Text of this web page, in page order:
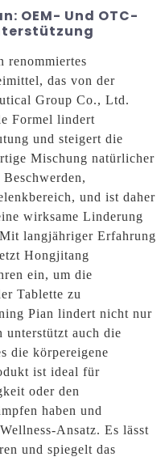
OEM- Und OTC-
renommiertes
das von der
Group Co., Ltd.
Formel lindert
und steigert die
Mischung natürlicher
und ist daher
wirksame Linderung
langjähriger Erfahrung
Hongjitang
ein, um die
Tablette zu
Pian lindert nicht nur
unterstützt auch die
die körpereigene
ist ideal für
oder den
haben und
Ansatz. Es lässt
und spiegelt das